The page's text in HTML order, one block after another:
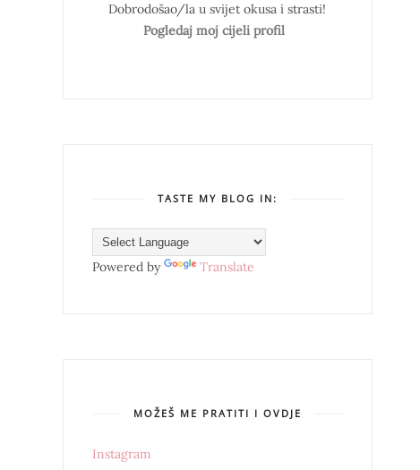
Dobrodošao/la u svijet okusa i strasti!
Pogledaj moj cijeli profil
TASTE MY BLOG IN:
Powered by Translate
MOŽEŠ ME PRATITI I OVDJE
Instagram